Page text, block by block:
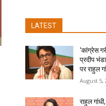
LATEST
‘कांग्रेस
प्रदीप
पर राहुल
August 5,
राहुल